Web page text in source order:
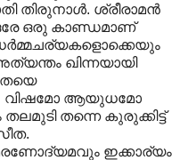
തിരുനാൾ. ശ്രീരാമൻ
ഒരു കാണ്ഡമാണ്
ഖിന്നയായി
വിഷമോ ആയുധമോ
തലമുടി തന്നെ കുരുക്കിട്ട്
ഇക്കാര്യം